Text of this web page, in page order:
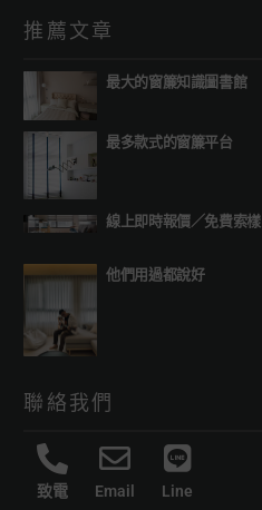
推薦文章
最大的窗簾知識圖書館
最多款式的窗簾平台
線上即時報價／免費索樣
他們用過都說好
聯絡我們
致電 Email Line